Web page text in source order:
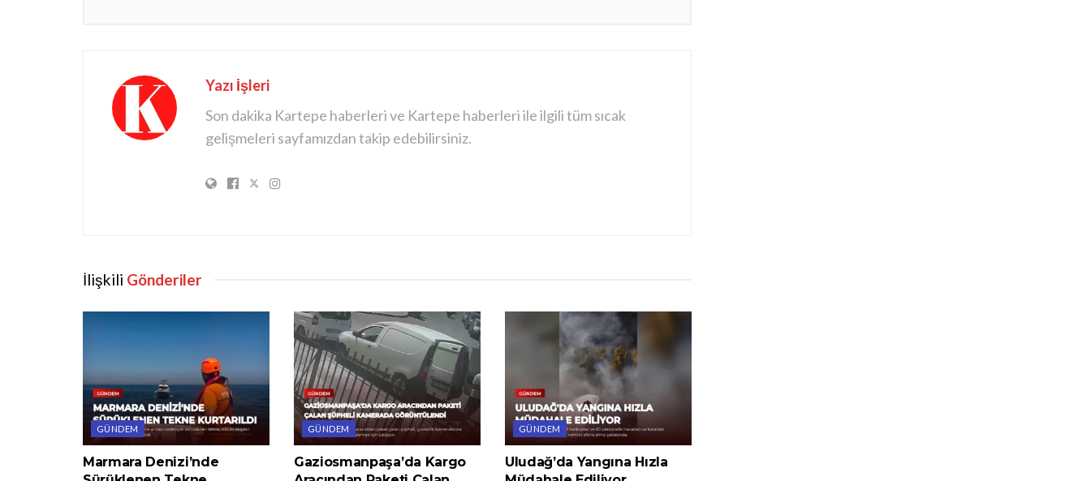
Yazı İşleri
Son dakika Kartepe haberleri ve Kartepe haberleri ile ilgili tüm sıcak
gelişmeleri sayfamızdan takip edebilirsiniz.
İlişkili Gönderiler
GÜNDEM
Marmara Denizi’nde
GÜNDEM
Gaziosmanpaşa’da Kargo
GÜNDEM
Uludağ’da Yangına Hızla